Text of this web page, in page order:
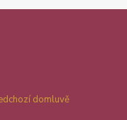
domluvě